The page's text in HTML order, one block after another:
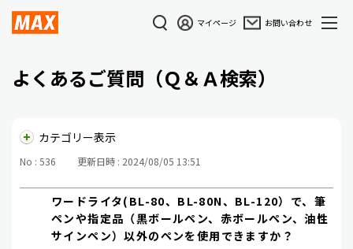
マイページ お問い合わせ
よくあるご質問（Ｑ＆Ａ検索）
カテゴリー表示
No : 536 更新日時 : 2024/08/05 13:51
ワードライタ(BL-80、BL-80N、BL-120）で、筆
ペンや指定品（黒ボールペン、赤ボールペン、油性
サインペン）以外のペンを使用できますか？